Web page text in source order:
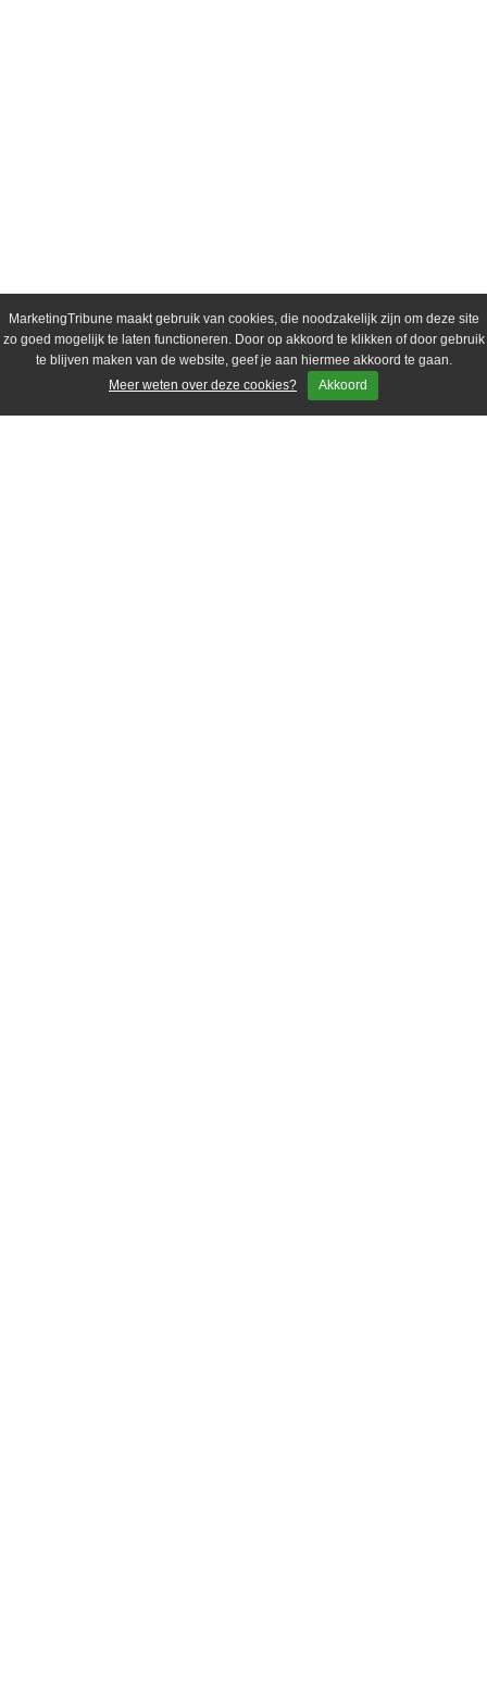
MarketingTribune maakt gebruik van cookies, die noodzakelijk zijn om deze site
zo goed mogelijk te laten functioneren. Door op akkoord te klikken of door gebruik
te blijven maken van de website, geef je aan hiermee akkoord te gaan.
Meer weten over deze cookies?
Akkoord